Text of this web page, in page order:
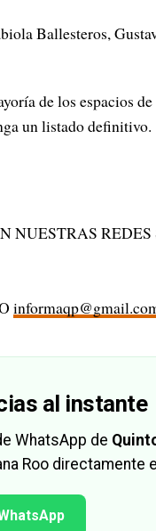
Ballesteros,
de los espacios
un listado definitivo.
NUESTRAS REDES
al instante
WhatsApp de
Roo directamente